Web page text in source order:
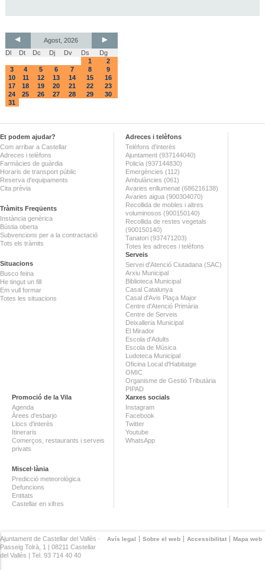
Agost, 2026
Dl
Dt Dc Dj Dv Ds
Dg
1
2
3
4 5 6 7 8
9
10
11 12 13 14 15
16
17
18 19 20 21 22
23
24
25 26 27 28 29
30
31
Et podem ajudar?
Com arribar a Castellar
Adreces i telèfons
Farmàcies de guàrdia
Horaris de transport públic
Reserva d'equipaments
Cita prèvia
Tràmits Freqüents
Instància genèrica
Bústia oberta
Subvencions per a la contractació
Tots els tràmits
Situacions
Busco feina
He tingut un fill
Em vull formar
Totes les situacions
Adreces i telèfons
Telèfons d'interès
Ajuntament (937144040)
Policia (937144830)
Emergències (112)
Ambulàncies (061)
Avaries enllumenat (686216138)
Avaries aigua (900304070)
Recollida de mobles i altres
voluminosos (900150140)
Recollida de restes vegetals
(900150140)
Tanatori (937471203)
Totes les adreces i telèfons
Serveis
Servei d'Atenció Ciutadana (SAC)
Arxiu Municipal
Biblioteca Municipal
Casal Catalunya
Casal d'Avis Plaça Major
Centre d'Atenció Primària
Centre de Serveis
Deixalleria Municipal
El Mirador
Escola d'Adults
Escola de Música
Ludoteca Municipal
Oficina Local d'Habitatge
OMIC
Organisme de Gestió Tributària
PIPAD
Promoció de la Vila
Agenda
Àrees d'esbarjo
Llocs d'interès
Itineraris
Comerços, restaurants i serveis
privats
Miscel·lània
Predicció meteorològica
Defuncions
Entitats
Castellar en xifres
Xarxes socials
Instagram
Facebook
Twitter
Youtube
WhatsApp
Avís legal Sobre el web Accessibilitat Mapa web
Ajuntament de Castellar del Vallès ·
Passeig Tolrà, 1 | 08211 Castellar
del Vallès | Tel. 93 714 40 40